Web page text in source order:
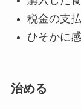
税金の支
ひそかに
治める